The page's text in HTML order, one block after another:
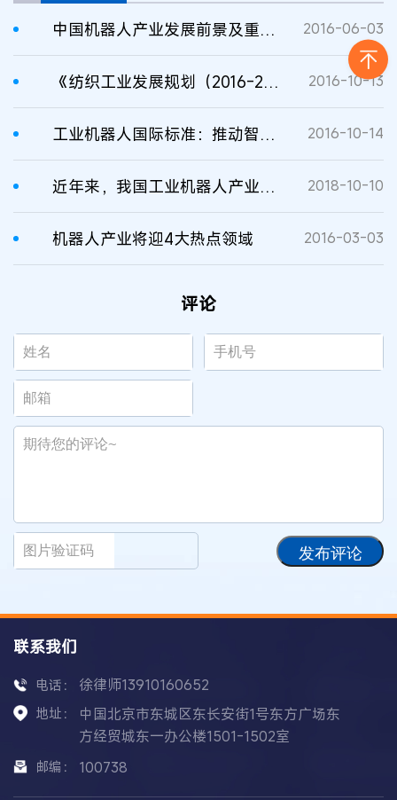
中国机器人产业发展前景及重点方向分析 2016-06-03
《纺织工业发展规划（2016-2020年）》提出“十三五”期间纺织行业发明专利授权量年均增长15% 2016-10-13
工业机器人国际标准：推动智能制造产业的创新发展 2016-10-14
近年来，我国工业机器人产业进入快速发展期 2018-10-10
机器人产业将迎4大热点领域 2016-03-03
评论
发布评论
联系我们
电话： 徐律师13910160652
地址：
中国北京市东城区东长安街1号东方广场东
方经贸城东一办公楼1501-1502室
邮编： 100738